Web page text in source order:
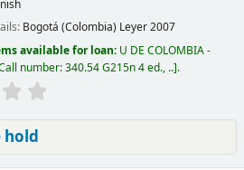
Bogotá (Colombia) Leyer2007
available for loan: U DE COLOMBIA -
number:340.54 G215n 4 ed., .. .
hold